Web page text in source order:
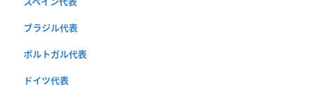
ブラジル代表
ポルトガル代表
ドイツ代表